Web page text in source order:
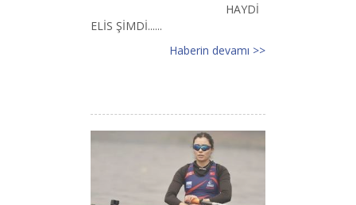
HAYDİ
ELİS ŞİMDİ......
Haberin devamı >>